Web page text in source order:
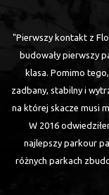
"Pierwszy kontakt z
budowały pierwszy
klasa. Pomimo
zadbany, stabilny i
na której skacze musi
W 2016
najlepszy parkour
różnych parkach